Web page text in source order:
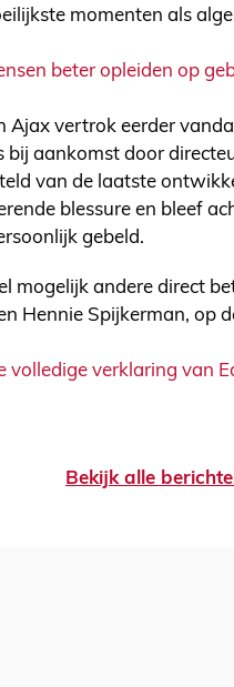
momenten als
beter opleiden op
Ajax vertrok eerder
bij aankomst door
van de laatste
blessure en bleef
gebeld.
mogelijk andere direct
Hennie Spijkerman, op
volledige verklaring van
Bekijk alle